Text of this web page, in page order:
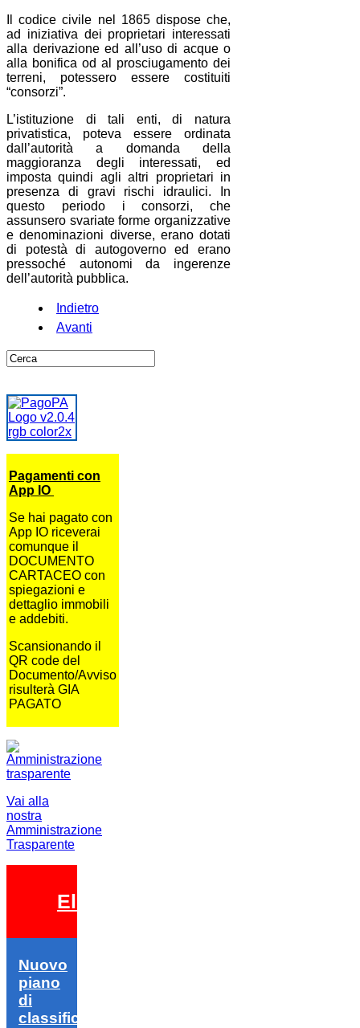
Il codice civile nel 1865 dispose che,
ad iniziativa dei proprietari interessati
alla derivazione ed all’uso di acque o
alla bonifica od al prosciugamento dei
terreni, potessero essere costituiti
“consorzi”.
L’istituzione di tali enti, di natura
privatistica, poteva essere ordinata
dall’autorità a domanda della
maggioranza degli interessati, ed
imposta quindi agli altri proprietari in
presenza di gravi rischi idraulici. In
questo periodo i consorzi, che
assunsero svariate forme organizzative
e denominazioni diverse, erano dotati
di potestà di autogoverno ed erano
pressoché autonomi da ingerenze
dell’autorità pubblica.
Indietro
Avanti
Pagamenti con
App IO
Se hai pagato con
App IO riceverai
comunque il
DOCUMENTO
CARTACEO con
spiegazioni e
dettaglio immobili
e addebiti.
Scansionando il
QR code del
Documento/Avviso
risulterà GIA
PAGATO
Vai alla
nostra
Amministrazione
Trasparente
Elezioni 2026
Nuovo
piano
di
classifica